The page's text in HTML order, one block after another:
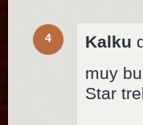
4 Kalku
muy
Star